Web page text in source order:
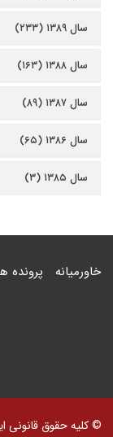
سال ۱۳۸۹ (۲۳۳)
سال ۱۳۸۸ (۱۶۳)
سال ۱۳۸۷ (۸۹)
سال ۱۳۸۶ (۶۵)
سال ۱۳۸۵ (۳)
خاورمیانه پرونده
© کلیه حقوق قانونی